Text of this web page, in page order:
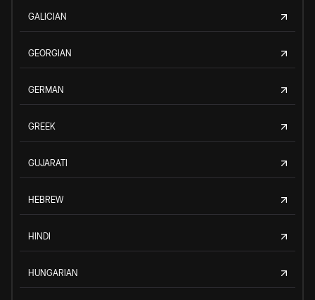
GALICIAN
GEORGIAN
GERMAN
GREEK
GUJARATI
HEBREW
HINDI
HUNGARIAN